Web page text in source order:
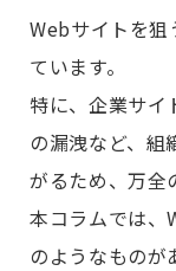
Webサイトを狙
ています。
特に、企業サイ
の漏洩など、組
がるため、万全
本コラムでは、
のようなものが